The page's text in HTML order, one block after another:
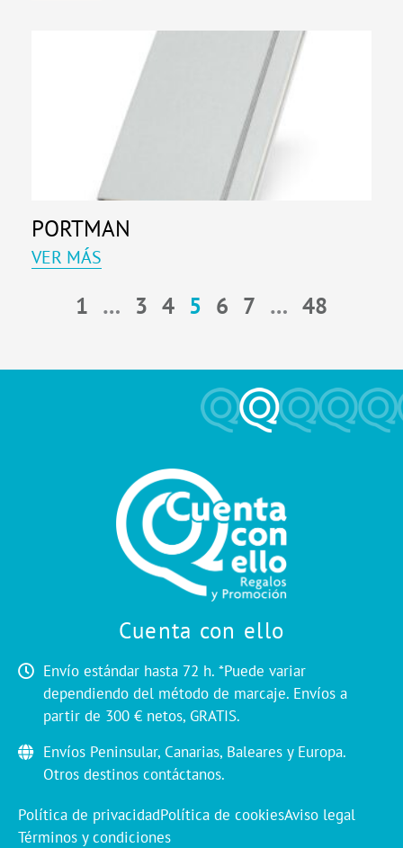
PORTMAN
VER MÁS
1 … 3 4 5 6 7 … 48
Cuenta con ello
Envío estándar hasta 72 h. *Puede variar
dependiendo del método de marcaje. Envíos a
partir de 300 € netos, GRATIS.
Envíos Peninsular, Canarias, Baleares y Europa.
Otros destinos contáctanos.
Política de privacidadPolítica de cookiesAviso legal
Términos y condiciones